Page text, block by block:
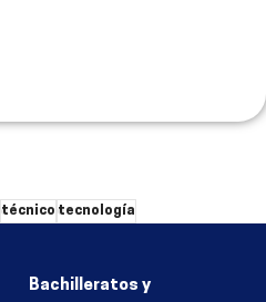
técnico tecnología
Bachilleratos y